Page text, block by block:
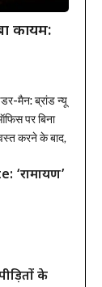
कायम:
मैन: ब्रांड न्यू
पर बिना
करने के बाद,
‘रामायण’
के